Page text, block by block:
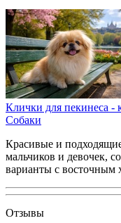
Клички для пекинеса -
Собаки
Красивые и
мальчиков и девочек,
варианты с восточным
Отзывы